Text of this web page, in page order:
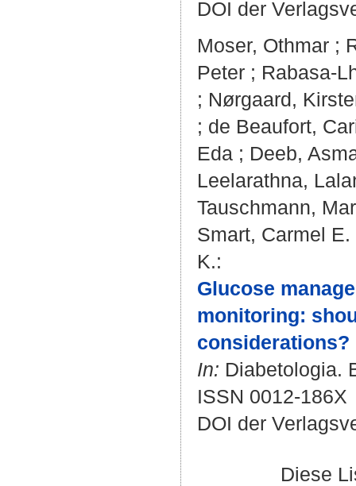
DOI der
Moser, Othmar ;
Peter ; Rabasa-
; Nørgaard,
; de Beaufort,
Eda ; Deeb,
Leelarathna,
Tauschmann,
Smart, Carmel E.
K.:
Glucose
monitoring:
considerations?
In: Diabetologia.
ISSN 0012-186X
DOI der
Diese